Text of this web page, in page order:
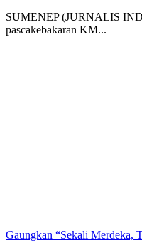
SUMENEP (JURNALIS
pascakebakaran KM...
Gaungkan “Sekali Merdeka,